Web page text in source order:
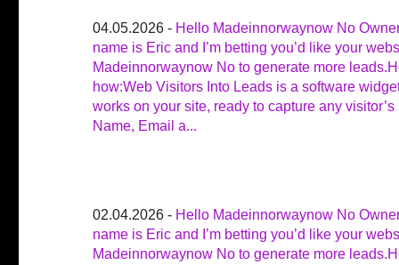
04.05.2026 - Hello Madeinnorwaynow No
name is Eric and I’m betting you’d like your
Madeinnorwaynow No to generate more
how:Web Visitors Into Leads is a software
works on your site, ready to capture any visitor’s
Name, Email a...
02.04.2026 - Hello Madeinnorwaynow No
name is Eric and I’m betting you’d like your
Madeinnorwaynow No to generate more